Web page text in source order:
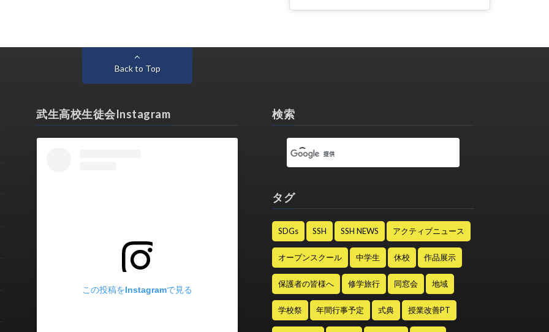
Back to Top
武生高校生徒会Instagram
この投稿をInstagramで見る
検索
タグ
SDGs SSH SSH NEWS アクティブニュース
オープンスクール 中学生 休校 作品展示
保護者の皆様へ 修学旅行 同窓会 地域
学校祭 年間行事予定 式典 授業改善PT